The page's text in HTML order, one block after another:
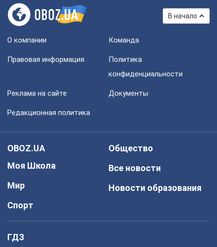
В начало
О компании Команда
Правовая информация
Политика
конфиденциальности
Реклама на сайте Документы
Редакционная политика
OBOZ.UA
Моя Школа
Мир
Спорт
Общество
Все новости
Новости образования
ГДЗ